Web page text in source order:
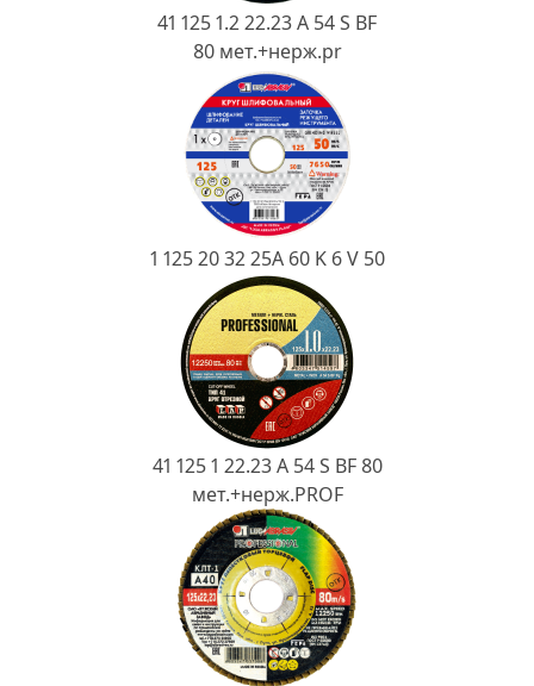
41 125 1.2 22.23 A 54 S BF
80 мет.+нерж.pr
1 125 20 32 25А 60 K 6 V 50
41 125 1 22.23 A 54 S BF 80
мет.+нерж.PROF